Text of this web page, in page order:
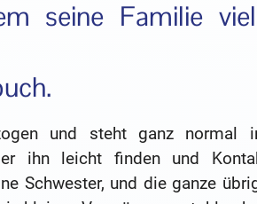
seine Familie
und steht ganz normal
ihn leicht finden und
Schwester, und die ganze